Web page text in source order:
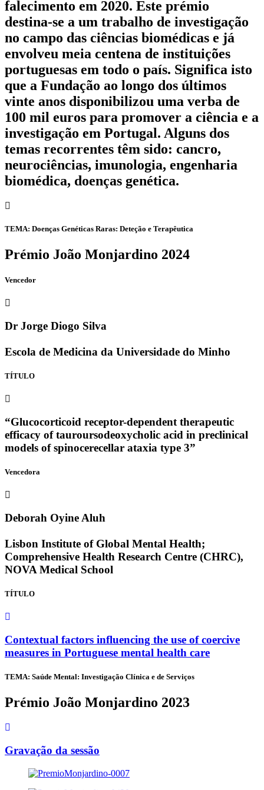
falecimento em 2020. Este prémio
destina-se a um trabalho de investigação
no campo das ciências biomédicas e já
envolveu meia centena de instituições
portuguesas em todo o país. Significa isto
que a Fundação ao longo dos últimos
vinte anos disponibilizou uma verba de
100 mil euros para promover a ciência e a
investigação em Portugal. Alguns dos
temas recorrentes têm sido: cancro,
neurociências, imunologia, engenharia
biomédica, doenças genética.
TEMA: Doenças Genéticas Raras: Deteção e Terapêutica
Prémio João Monjardino 2024
Vencedor
Dr Jorge Diogo Silva
Escola de Medicina da Universidade do Minho
TÍTULO
“Glucocorticoid receptor-dependent therapeutic
efficacy of tauroursodeoxycholic acid in preclinical
models of spinocerecellar ataxia type 3”
Vencedora
Deborah Oyine Aluh
Lisbon Institute of Global Mental Health;
Comprehensive Health Research Centre (CHRC),
NOVA Medical School
TÍTULO
Contextual factors influencing the use of coercive
measures in Portuguese mental health care
TEMA: Saúde Mental: Investigação Clínica e de Serviços
Prémio João Monjardino 2023
Gravação da sessão